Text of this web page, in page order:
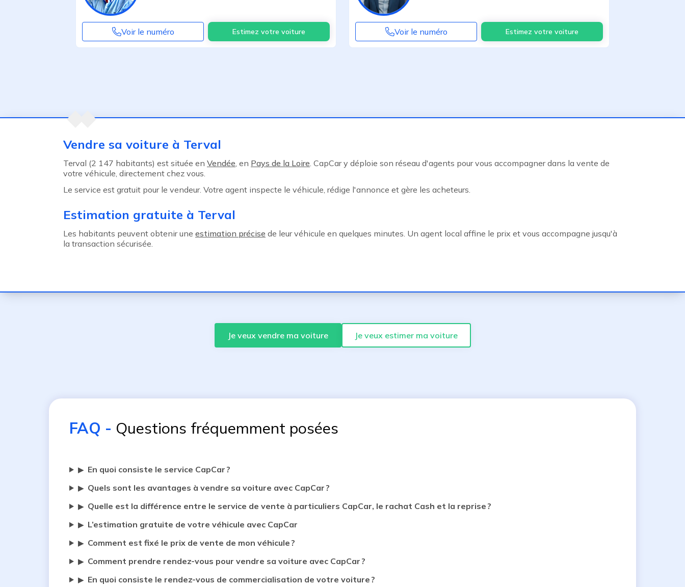
Voir le numéro Estimez votre voiture Voir le numéro Estimez votre voiture
Agent précédentVendre sa voiture à Terval
Terval (2 147 habitants) est située en Vendée, en Pays de la Loire. CapCar y déploie son réseau d'agents pour vous accompagner dans la vente de
votre véhicule, directement chez vous.
Le service est gratuit pour le vendeur. Votre agent inspecte le véhicule, rédige l'annonce et gère les acheteurs.
Estimation gratuite à Terval
Les habitants peuvent obtenir une estimation précise de leur véhicule en quelques minutes. Un agent local affine le prix et vous accompagne jusqu'à
la transaction sécurisée.
Je veux vendre ma voiture Je veux estimer ma voiture
FAQ - Questions fréquemment posées
▶ En quoi consiste le service CapCar ?
▶ Quels sont les avantages à vendre sa voiture avec CapCar ?
▶ Quelle est la différence entre le service de vente à particuliers CapCar, le rachat Cash et la reprise ?
▶ L’estimation gratuite de votre véhicule avec CapCar
▶ Comment est fixé le prix de vente de mon véhicule ?
▶ Comment prendre rendez-vous pour vendre sa voiture avec CapCar ?
▶ En quoi consiste le rendez-vous de commercialisation de votre voiture ?